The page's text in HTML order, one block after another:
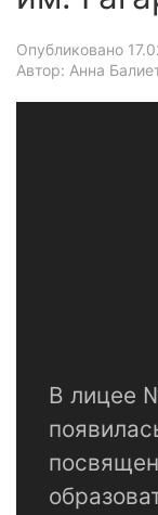
Опубликовано
Автор: Анна
В лицее